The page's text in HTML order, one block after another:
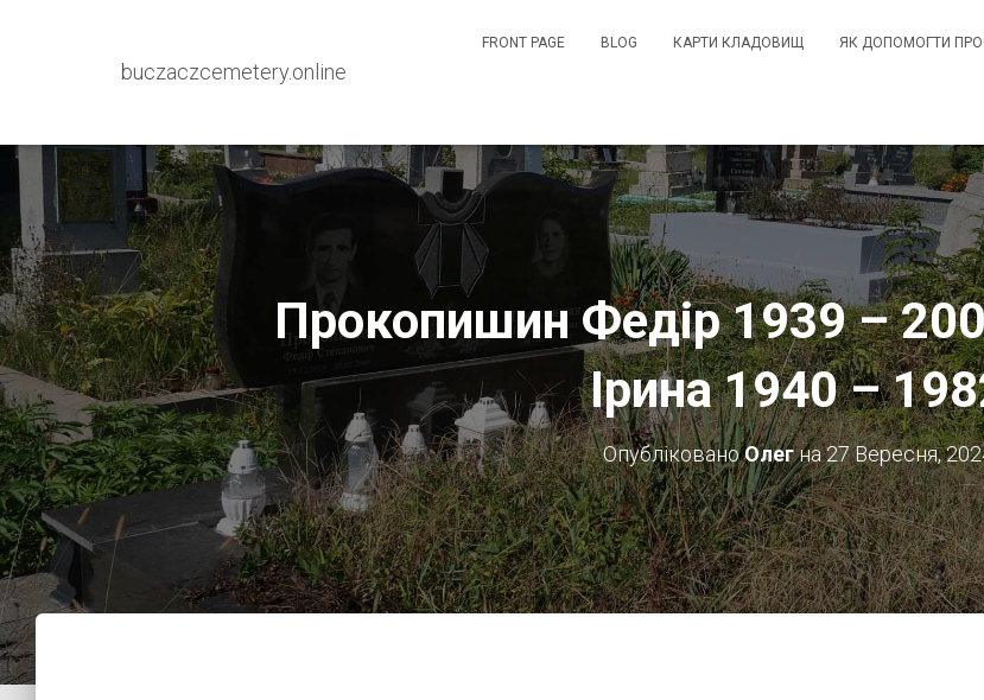
buczaczcemetery.online
FRONT PAGE BLOG КАРТИ КЛАДОВИЩ ЯК ДОПОМОГТИ
Прокопишин Федір 1939 –
Ірина 1940 –
ОпублікованоОлегна27 Вересня,